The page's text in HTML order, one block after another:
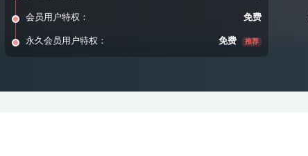
会员用户特权： 免费
永久会员用户特权： 免费 推荐